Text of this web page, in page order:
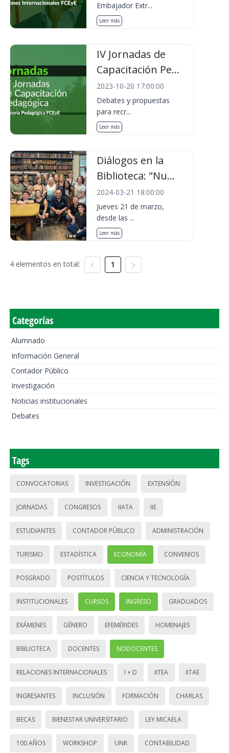
Embajador Extr...
Leer más
IV Jornadas de
Capacitación Pe...
2023-10-20 17:00:00
Debates y propuestas
para recr...
Leer más
Diálogos en la
Biblioteca: "Nu...
2024-03-21 18:00:00
Jueves 21 de marzo,
desde las ...
Leer más
4 elementos en total: 1
Categorías
Alumnado
Información General
Contador Público
Investigación
Noticias institucionales
Debates
Tags
CONVOCATORIAS INVESTIGACIÓN EXTENSIÓN
JORNADAS CONGRESOS IIATA IIE
ESTUDIANTES CONTADOR PÚBLICO ADMINISTRACIÓN
TURISMO ESTADÍSTICA ECONOMÍA CONVENIOS
POSGRADO POSTÍTULOS CIENCIA Y TECNOLOGÍA
INSTITUCIONALES CURSOS INGRESO GRADUADOS
EXÁMENES GÉNERO EFEMÉRIDES HOMENAJES
BIBLIOTECA DOCENTES NODOCENTES
RELACIONES INTERNACIONALES I + D IITEA IITAE
INGRESANTES INCLUSIÓN FORMACIÓN CHARLAS
BECAS BIENESTAR UNIVERSITARIO LEY MICAELA
100 AÑOS WORKSHOP UNR CONTABILIDAD